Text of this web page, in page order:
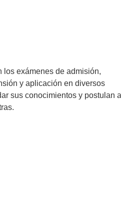
los exámenes de admisión,
y aplicación en diversos
sus conocimientos y postulan a